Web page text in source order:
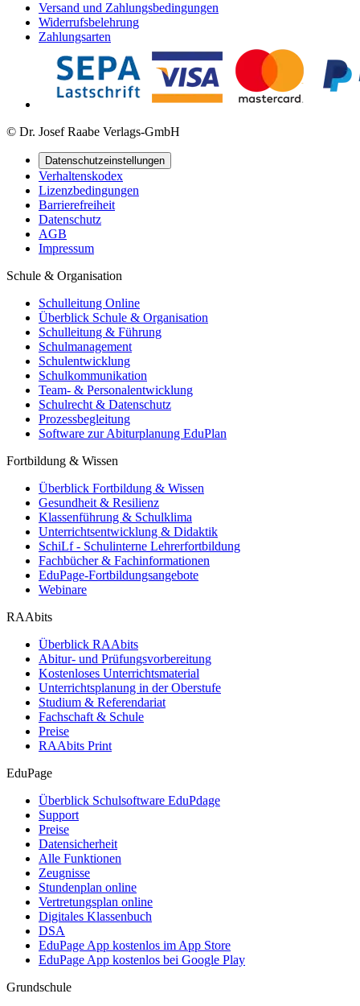
Versand und Zahlungsbedingungen
Widerrufsbelehrung
Zahlungsarten
© Dr. Josef Raabe Verlags-GmbH
Datenschutzeinstellungen
Verhaltenskodex
Lizenzbedingungen
Barrierefreiheit
Datenschutz
AGB
Impressum
Schule & Organisation
Schulleitung Online
Überblick Schule & Organisation
Schulleitung & Führung
Schulmanagement
Schulentwicklung
Schulkommunikation
Team- & Personalentwicklung
Schulrecht & Datenschutz
Prozessbegleitung
Software zur Abiturplanung EduPlan
Fortbildung & Wissen
Überblick Fortbildung & Wissen
Gesundheit & Resilienz
Klassenführung & Schulklima
Unterrichtsentwicklung & Didaktik
SchiLf - Schulinterne Lehrerfortbildung
Fachbücher & Fachinformationen
EduPage-Fortbildungsangebote
Webinare
RAAbits
Überblick RAAbits
Abitur- und Prüfungsvorbereitung
Kostenloses Unterrichtsmaterial
Unterrichtsplanung in der Oberstufe
Studium & Referendariat
Fachschaft & Schule
Preise
RAAbits Print
EduPage
Überblick Schulsoftware EduPdage
Support
Preise
Datensicherheit
Alle Funktionen
Zeugnisse
Stundenplan online
Vertretungsplan online
Digitales Klassenbuch
DSA
EduPage App kostenlos im App Store
EduPage App kostenlos bei Google Play
Grundschule